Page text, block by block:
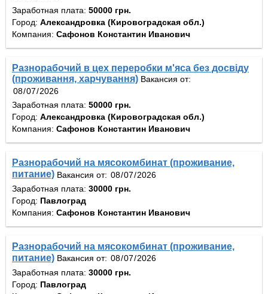
Заработная плата: 50000 грн.
Город: Александровка (Кировоградская обл.)
Компания: Сафонов Константин Иванович
Разнорабочий в цех переробки м'яса без досвіду
(проживання, харчування) Вакансия от:
Заработная плата: 50000 грн.
Город: Александровка (Кировоградская обл.)
Компания: Сафонов Константин Иванович
Разнорабочий на мясокомбинат (проживание,
питание) Вакансия от:
Заработная плата: 30000 грн.
Город: Павлоград
Компания: Сафонов Константин Иванович
Разнорабочий на мясокомбинат (проживание,
питание) Вакансия от:
Заработная плата: 30000 грн.
Город: Павлоград